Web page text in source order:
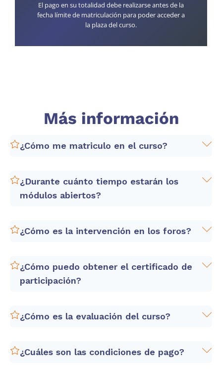
El pago en su totalidad debe realizarse antes de la
fecha límite de matriculación para poder acceder a
la plaza del curso.
Más información
¿Cómo me matriculo en el curso?
registrarte.
formulario. Los detalles de pago también
los recibirás por correo.
info@certificadoele.com.
¿Durante cuánto tiempo estarán los
módulos abiertos?
¿Cómo es la intervención en los foros?
¿Cómo puedo obtener el certificado de
participación?
¿Cómo es la evaluación del curso?
¿Cuáles son las condiciones de pago?